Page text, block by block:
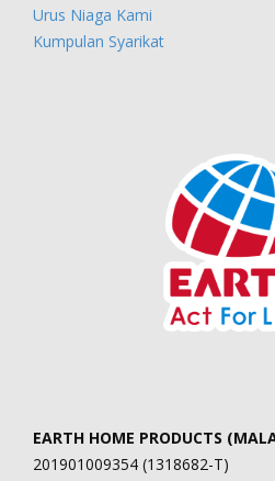
Urus Niaga Kami
Kumpulan Syarikat
EARTH HOME PRODUCTS
201901009354 (1318682-T)